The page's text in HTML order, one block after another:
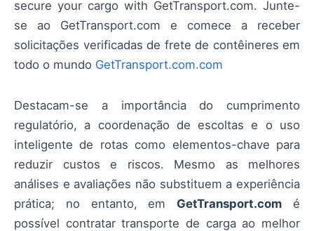
secure your cargo with GetTransport.com. Junte-
se ao GetTransport.com e comece a receber
solicitações verificadas de frete de contêineres em
todo o mundo GetTransport.com.com
Destacam-se a importância do cumprimento
regulatório, a coordenação de escoltas e o uso
inteligente de rotas como elementos-chave para
reduzir custos e riscos. Mesmo as melhores
análises e avaliações não substituem a experiência
prática; no entanto, em GetTransport.com é
possível contratar transporte de carga ao melhor